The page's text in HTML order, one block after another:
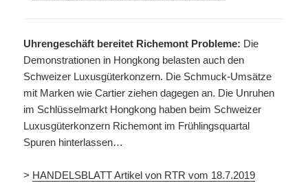
Uhrengeschäft bereitet Richemont Probleme: Die
Demonstrationen in Hongkong belasten auch den
Schweizer Luxusgüterkonzern. Die Schmuck-Umsätze
mit Marken wie Cartier ziehen dagegen an. Die Unruhen
im Schlüsselmarkt Hongkong haben beim Schweizer
Luxusgüterkonzern Richemont im Frühlingsquartal
Spuren hinterlassen…
> HANDELSBLATT Artikel von RTR vom 18.7.2019